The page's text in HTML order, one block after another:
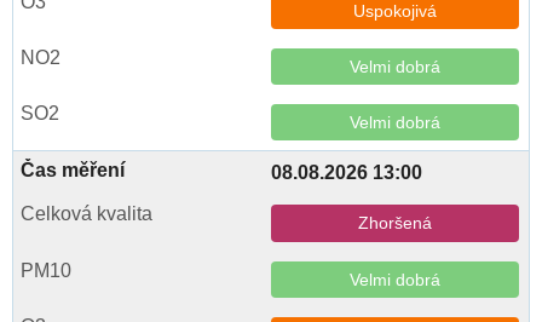
Uspokojivá
Velmi dobrá
Velmi dobrá
08.08.2026 13:00
Zhoršená
Velmi dobrá